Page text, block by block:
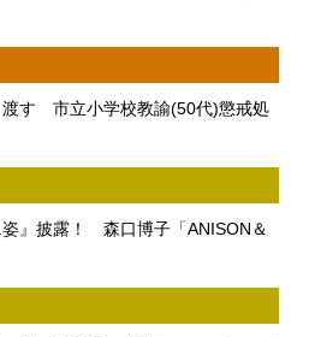
渡す 市立小学校教諭(50代)懲戒処
』披露！ 森口博子「ANISON＆